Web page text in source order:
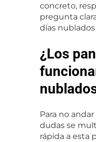
concreto,
pregunta
días nublados
¿Los
Para no
dudas se
rápida a esta